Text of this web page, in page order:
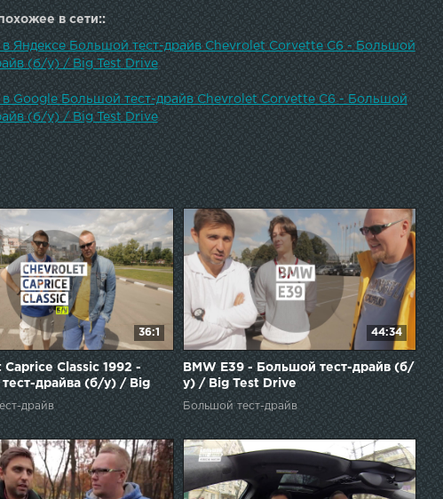
в сети::
в Яндексе Большой тест-драйв Chevrolet Corvette C6 - Большой
(б/у) / Big Test Drive
в Google Большой тест-драйв Chevrolet Corvette C6 - Большой
(б/у) / Big Test Drive
36:1
Classic 1992 -
драйва (б/у) / Big
драйв
44:34
BMW E39 - Большой тест-драйв (б/
у) / Big Test Drive
Большой тест-драйв